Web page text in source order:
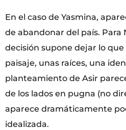
En el caso de Yasmina,
de abandonar del país. Para
decisión supone dejar lo que
paisaje, unas raíces, una
planteamiento de Asir
de los lados en pugna (no
aparece dramáticamente
idealizada.